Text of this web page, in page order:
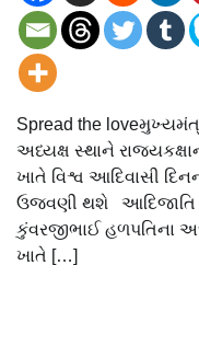
Spread the
અધ્યક્ષ સ્થાને
ખાતે વિશ્વ આદિવાસી
ઉજવણી થશે આદિજાતિ
કુંવરજીભાઈ હળપતિના
ખાતે […]